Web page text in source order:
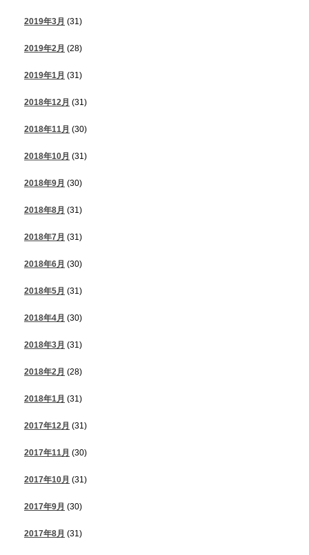
2019年3月 (31)
2019年2月 (28)
2019年1月 (31)
2018年12月 (31)
2018年11月 (30)
2018年10月 (31)
2018年9月 (30)
2018年8月 (31)
2018年7月 (31)
2018年6月 (30)
2018年5月 (31)
2018年4月 (30)
2018年3月 (31)
2018年2月 (28)
2018年1月 (31)
2017年12月 (31)
2017年11月 (30)
2017年10月 (31)
2017年9月 (30)
2017年8月 (31)